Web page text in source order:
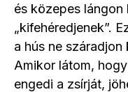
és közepes
„kifehéredjenek”.
a hús ne
Amikor látom,
engedi a zsírját,